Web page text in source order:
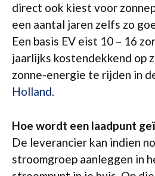
direct ook kiest voor
een aantal jaren zelfs zo
Een basis EV eist 10 – 16
jaarlijks kostendekkend op
zonne-energie te rijden in
Holland.
Hoe wordt een laadpunt
De leverancier kan indien
stroomgroep aanleggen in